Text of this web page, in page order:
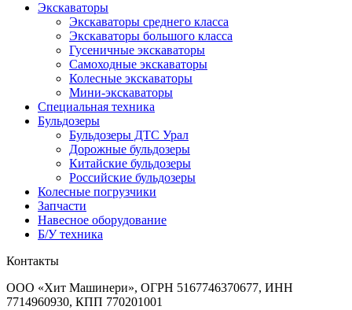
Экскаваторы
Экскаваторы среднего класса
Экскаваторы большого класса
Гусеничные экскаваторы
Самоходные экскаваторы
Колесные экскаваторы
Мини-экскаваторы
Специальная техника
Бульдозеры
Бульдозеры ДТС Урал
Дорожные бульдозеры
Китайские бульдозеры
Российские бульдозеры
Колесные погрузчики
Запчасти
Навесное оборудование
Б/У техника
Контакты
ООО «Хит Машинери», ОГРН 5167746370677, ИНН
7714960930, КПП 770201001